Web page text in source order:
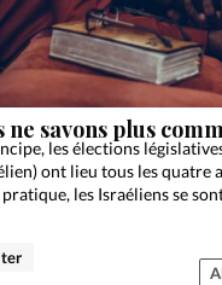
ne savons plus
les élections
ont lieu tous les quatre
les Israéliens se